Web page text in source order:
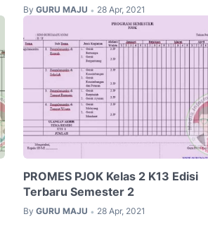
By GURU MAJU • 28 Apr, 2021
PROMES PJOK Kelas 2 K13 Edisi
Terbaru Semester 2
By GURU MAJU • 28 Apr, 2021